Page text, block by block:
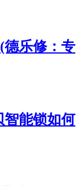
德乐修：专
智能锁如何